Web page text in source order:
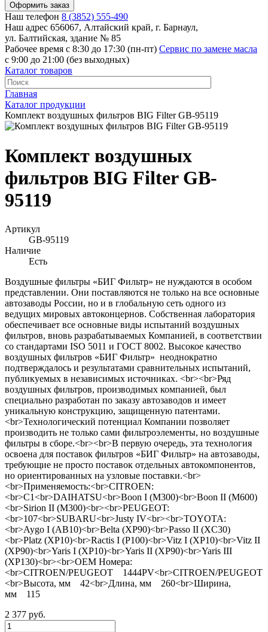
Оформить заказ
Наш телефон 8 (3852) 555-490
Наш адрес 656067, Алтайский край, г. Барнаул,
ул. Балтийская, здание № 85
Рабочее время с 8:30 до 17:30 (пн-пт) Сервис по замене масла
с 9:00 до 21:00 (без выходных)
Каталог товаров
Главная
Каталог продукции
Комплект воздушных фильтров BIG Filter GB-95119
Комплект воздушных
фильтров BIG Filter GB-
95119
Артикул
GB-95119
Наличие
Есть
Воздушные фильтры «БИГ Фильтр» не нуждаются в особом
представлении. Они поставляются не только на все основные
автозаводы России, но и в глобальную сеть одного из
ведущих мировых автоконцернов. Собственная лаборатория
обеспечивает все основные виды испытаний воздушных
фильтров, вновь разрабатываемых Компанией, в соответствии
со стандартами ISO 5011 и ГОСТ 8002. Высокое качество
воздушных фильтров «БИГ Фильтр» неоднократно
подтверждалось и результатами сравнительных испытаний,
публикуемых в независимых источниках. <br><br>Ряд
воздушных фильтров, производимых компанией, был
специально разработан по заказу автозаводов и имеет
уникальную конструкцию, защищенную патентами.
<br>Технологический потенциал Компании позволяет
производить не только сами фильтроэлементы, но воздушные
фильтры в сборе.<br><br>В первую очередь, эта технология
освоена для поставок фильтров «БИГ Фильтр» на автозаводы,
требующие не просто поставок отдельных автокомпонентов,
но ориентированных на узловые поставки.<br>
<br>Применяемость:<br>CITROEN:
<br>C1<br>DAIHATSU<br>Boon I (M300)<br>Boon II (M600)
<br>Sirion II (M300)<br><br>PEUGEOT:
<br>107<br>SUBARU<br>Justy IV<br><br>TOYOTA:
<br>Aygo I (AB10)<br>Belta (XP90)<br>Passo II (XC30)
<br>Platz (XP10)<br>Ractis I (P100)<br>Vitz I (XP10)<br>Vitz II
(XP90)<br>Yaris I (XP10)<br>Yaris II (XP90)<br>Yaris III
(XP130)<br><br>OEM Номера:
<br>CITROEN/PEUGEOT 1444PV<br>CITROEN/
<br>Высота, мм 42<br>Длина, мм 260<br>Ширина,
мм 115
2 377 руб.